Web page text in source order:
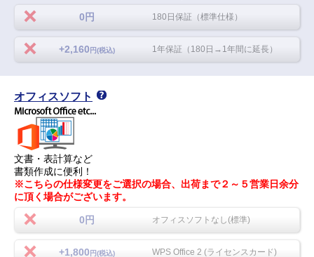
0円 180日保証（標準仕様）
+2,160 円(税込) 1年保証（180日→1年間に延長）
オフィスソフト
文書・表計算など
書類作成に便利！
※こちらの仕様変更をご選択の場合、出荷まで２～５営業日余分
に頂く場合がございます。
0円 オフィスソフトなし(標準)
+1,800 円(税込) WPS Office 2 (ライセンスカード)